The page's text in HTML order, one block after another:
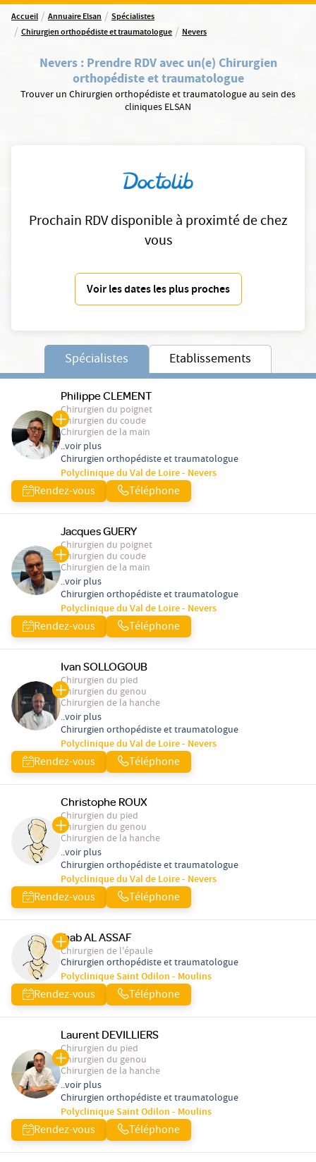
Accueil / Annuaire Elsan / Spécialistes
/ Chirurgien orthopédiste et traumatologue / Nevers
Nevers: Prendre RDV avec un(e) Chirurgien
orthopédiste et traumatologue
Trouver un Chirurgien orthopédiste et traumatologue au sein des
cliniques ELSAN
Prochain RDV disponible à proximté de chez
vous
Voir les dates les plus proches
Spécialistes Etablissements
Philippe CLEMENT
Chirurgien du poignet
Chirurgien du coude
Chirurgien de la main
..voir plus
Chirurgien orthopédiste et traumatologue
Polyclinique du Val de Loire - Nevers
Rendez-vous Téléphone
Jacques GUERY
Chirurgien du poignet
Chirurgien du coude
Chirurgien de la main
..voir plus
Chirurgien orthopédiste et traumatologue
Polyclinique du Val de Loire - Nevers
Rendez-vous Téléphone
Ivan SOLLOGOUB
Chirurgien du pied
Chirurgien du genou
Chirurgien de la hanche
..voir plus
Chirurgien orthopédiste et traumatologue
Polyclinique du Val de Loire - Nevers
Rendez-vous Téléphone
Christophe ROUX
Chirurgien du pied
Chirurgien du genou
Chirurgien de la hanche
..voir plus
Chirurgien orthopédiste et traumatologue
Polyclinique du Val de Loire - Nevers
Rendez-vous Téléphone
Ihab AL ASSAF
Chirurgien de l'épaule
Chirurgien orthopédiste et traumatologue
Polyclinique Saint Odilon - Moulins
Rendez-vous Téléphone
Laurent DEVILLIERS
Chirurgien du pied
Chirurgien du genou
Chirurgien de la hanche
..voir plus
Chirurgien orthopédiste et traumatologue
Polyclinique Saint Odilon - Moulins
Rendez-vous Téléphone